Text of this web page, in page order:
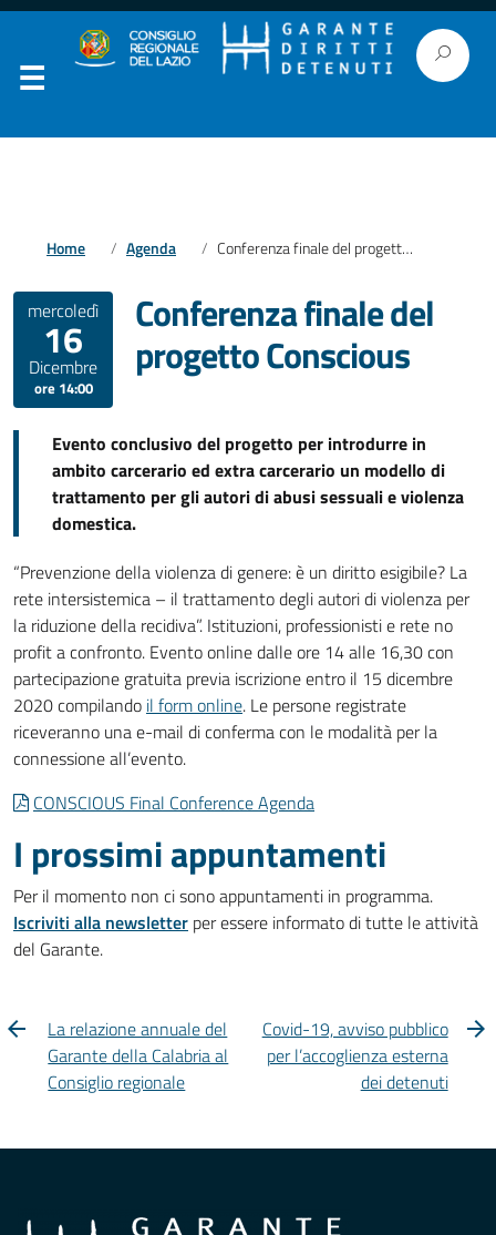
Home Agenda Conferenza finale del progetto Conscious
mercoledì
16
Dicembre
ore 14:00
Conferenza finale del
progetto Conscious
Evento conclusivo del progetto per introdurre in
ambito carcerario ed extra carcerario un modello di
trattamento per gli autori di abusi sessuali e violenza
domestica.
“Prevenzione della violenza di genere: è un diritto esigibile? La
rete intersistemica – il trattamento degli autori di violenza per
la riduzione della recidiva”. Istituzioni, professionisti e rete no
profit a confronto. Evento online dalle ore 14 alle 16,30 con
partecipazione gratuita previa iscrizione entro il 15 dicembre
2020 compilando il form online. Le persone registrate
riceveranno una e-mail di conferma con le modalità per la
connessione all’evento.
CONSCIOUS Final Conference Agenda
I prossimi appuntamenti
Per il momento non ci sono appuntamenti in programma.
Iscriviti alla newsletter per essere informato di tutte le attività
del Garante.
La relazione annuale del
Garante della Calabria al
Consiglio regionale
Covid-19, avviso pubblico
per l’accoglienza esterna
dei detenuti